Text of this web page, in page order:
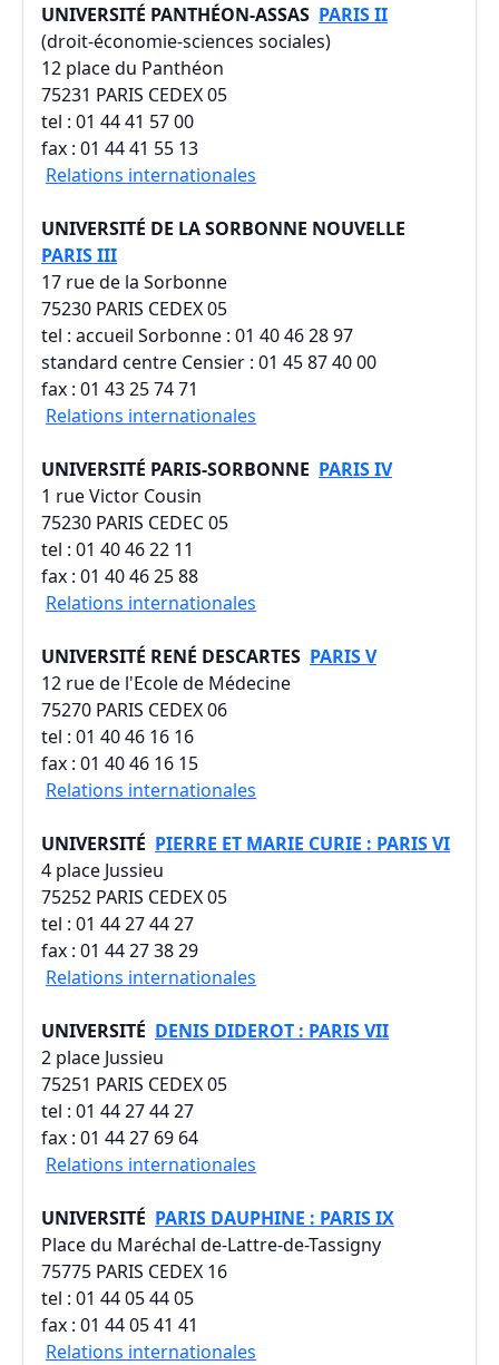
UNIVERSITÉ PANTHÉON-ASSAS PARIS II
(droit-économie-sciences sociales)
12 place du Panthéon
75231 PARIS CEDEX 05
tel : 01 44 41 57 00
fax : 01 44 41 55 13
Relations internationales
UNIVERSITÉ DE LA SORBONNE NOUVELLE
PARIS III
17 rue de la Sorbonne
75230 PARIS CEDEX 05
tel : accueil Sorbonne : 01 40 46 28 97
standard centre Censier : 01 45 87 40 00
fax : 01 43 25 74 71
Relations internationales
UNIVERSITÉ PARIS-SORBONNE PARIS IV
1 rue Victor Cousin
75230 PARIS CEDEC 05
tel : 01 40 46 22 11
fax : 01 40 46 25 88
Relations internationales
UNIVERSITÉ RENÉ DESCARTES PARIS V
12 rue de l'Ecole de Médecine
75270 PARIS CEDEX 06
tel : 01 40 46 16 16
fax : 01 40 46 16 15
Relations internationales
UNIVERSITÉ PIERRE ET MARIE CURIE : PARIS VI
4 place Jussieu
75252 PARIS CEDEX 05
tel : 01 44 27 44 27
fax : 01 44 27 38 29
Relations internationales
UNIVERSITÉ DENIS DIDEROT : PARIS VII
2 place Jussieu
75251 PARIS CEDEX 05
tel : 01 44 27 44 27
fax : 01 44 27 69 64
Relations internationales
UNIVERSITÉ PARIS DAUPHINE : PARIS IX
Place du Maréchal de-Lattre-de-Tassigny
75775 PARIS CEDEX 16
tel : 01 44 05 44 05
fax : 01 44 05 41 41
Relations internationales